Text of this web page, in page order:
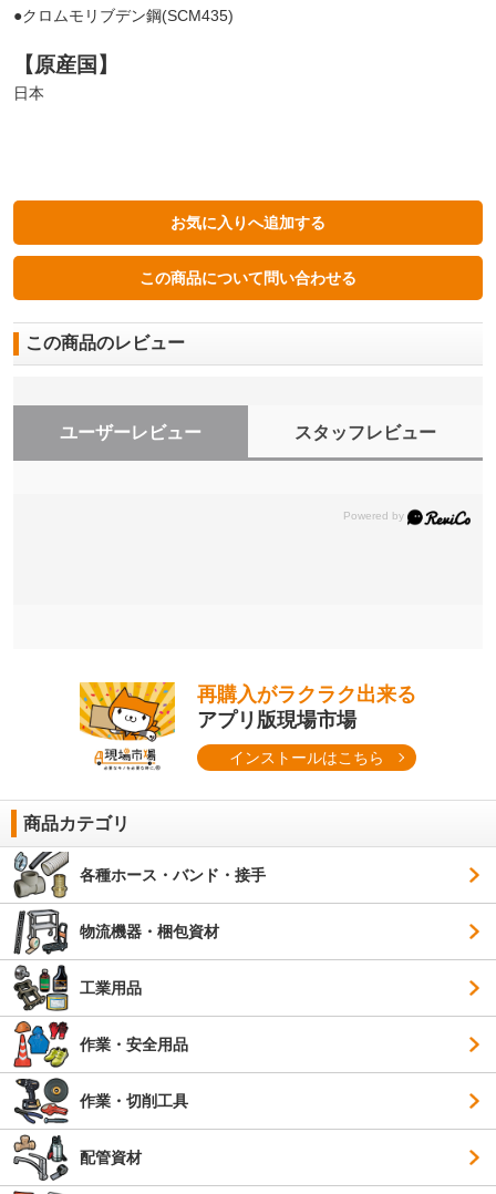
●クロムモリブデン鋼(SCM435)
【原産国】
日本
この商品のレビュー
ユーザーレビュー スタッフレビュー
再購入がラクラク出来る
アプリ版現場市場
インストールはこちら
商品カテゴリ
各種ホース・バンド・接手
物流機器・梱包資材
工業用品
作業・安全用品
作業・切削工具
配管資材